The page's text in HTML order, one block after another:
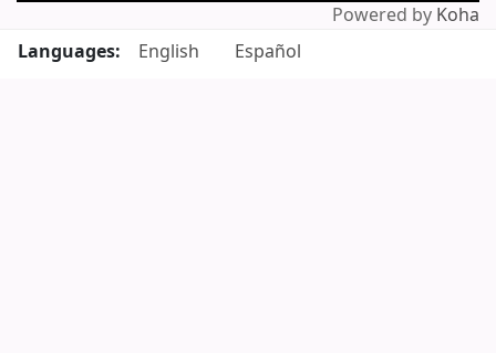
Powered by Koha
Languages:
English Español